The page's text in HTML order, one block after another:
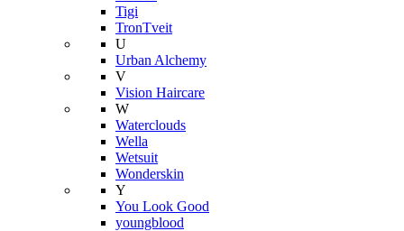
Tigi
TronTveit
U
Urban Alchemy
V
Vision Haircare
W
Waterclouds
Wella
Wetsuit
Wonderskin
Y
You Look Good
youngblood